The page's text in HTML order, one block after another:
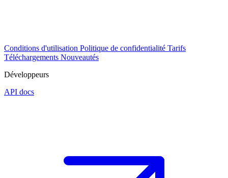
Conditions d'utilisation Politique de confidentialité Tarifs
Téléchargements Nouveautés
Développeurs
API docs